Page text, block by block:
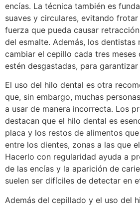
encías. La técnica también es
suaves y circulares, evitando
fuerza que pueda causar
del esmalte. Además, los dentistas
cambiar el cepillo cada tres meses
estén desgastadas, para
El uso del hilo dental es otra
que, sin embargo, muchas
a usar de manera incorrecta. Los
destacan que el hilo dental es
placa y los restos de alimentos
entre los dientes, zonas a las que
Hacerlo con regularidad ayuda a
de las encías y la aparición de
suelen ser difíciles de detectar en
Además del cepillado y el uso del